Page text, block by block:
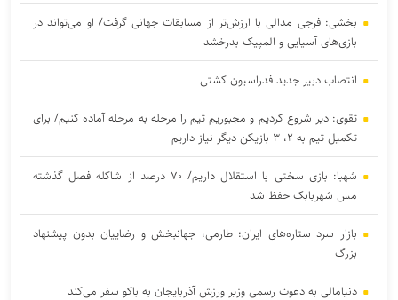
بخشی: فرجی مدالی با ارزش‌تر از مسابقات جهانی گرفت/ او می‌تواند در
بازی‌های آسیایی و المپیک بدرخشد
انتصاب دبیر جدید فدراسیون کشتی
تقوی: دیر شروع کردیم و مجبوریم تیم را مرحله به مرحله آماده کنیم/ برای
تکمیل تیم به ۲، ۳ بازیکن دیگر نیاز داریم
شهبا: بازی سختی با استقلال داریم/ ۷۰ درصد از شاکله فصل گذشته
مس شهربابک حفظ شد
بازار سرد ستاره‌های ایران؛ طارمی، جهانبخش و رضاییان بدون پیشنهاد
بزرگ
دنیامالی به دعوت رسمی وزیر ورزش آذربایجان به باکو سفر می‌کند